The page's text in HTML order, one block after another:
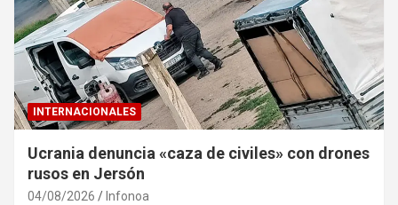
INTERNACIONALES
Ucrania denuncia «caza de civiles» con drones
rusos en Jersón
04/08/2026 Infonoa